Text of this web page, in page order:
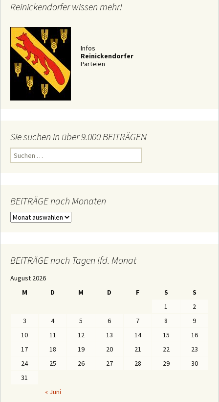
Reinickendorfer wissen mehr!
Infos
Reinickendorfer
Parteien
Sie suchen in über 9.000 BEiTRÄGEN
n
a
c
h
BEiTRÄGE nach Monaten
B
E
G
n
BEiTRÄGE nach Tagen lfd. Monat
August 2026
M
D M D F S S
« Juni
1
2
3
4 5 6 7 8
9
10
11 12 13 14 15
16
17
18 19 20 21 22
23
24
25 26 27 28 29
30
31